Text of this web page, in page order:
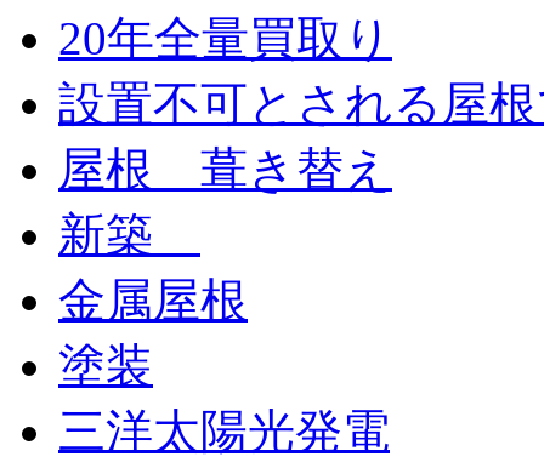
20年全量買取り
設置不可とされる屋
屋根 葺き替え
新築
金属屋根
塗装
三洋太陽光発電